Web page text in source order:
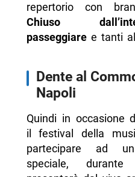
repertorio con
Chiuso
passeggiare e tanti
Dente al
Napoli
Quindi in occasione
il festival della
partecipare ad
speciale,